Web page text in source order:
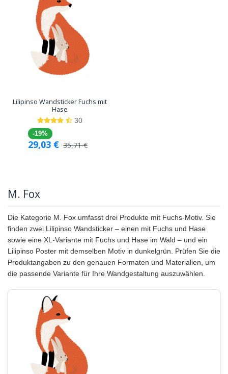
Lilipinso Wandsticker Fuchs mit
Hase
30
-19%
29,03 € 35,71€
M. Fox
Die Kategorie M. Fox umfasst drei Produkte mit Fuchs-Motiv. Sie
finden zwei Lilipinso Wandsticker – einen mit Fuchs und Hase
sowie eine XL-Variante mit Fuchs und Hase im Wald – und ein
Lilipinso Poster mit demselben Motiv in dunkelgrün. Prüfen Sie die
Produktangaben zu den genauen Formaten und Materialien, um
die passende Variante für Ihre Wandgestaltung auszuwählen.